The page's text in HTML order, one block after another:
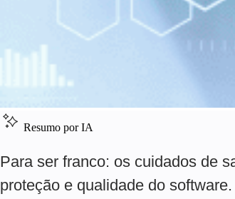
Resumo por IA
Para ser franco: os cuidados de
proteção e qualidade do